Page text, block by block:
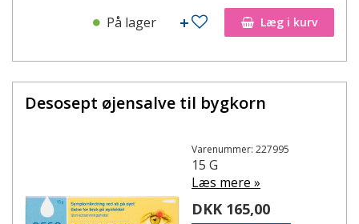
På lager Læg i kurv
Desosept øjensalve til bygkorn
Varenummer: 227995
15 G
Læs mere »
DKK 165,00